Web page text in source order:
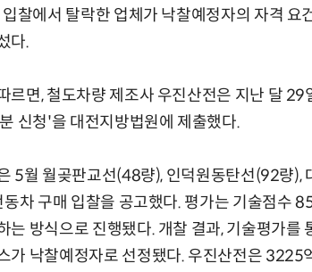
찰에서 탈락한 업체가 낙찰예정자의 자격 요
다.
르면, 철도차량 제조사 우진산전은 지난 달
신청'을 대전지방법원에 제출했다.
5월 월곶판교선(48량), 인덕원동탄선(92량
동차 구매 입찰을 공고했다. 평가는 기술점수
는 방식으로 진행됐다. 개찰 결과, 기술평가
가 낙찰예정자로 선정됐다. 우진산전은 3225